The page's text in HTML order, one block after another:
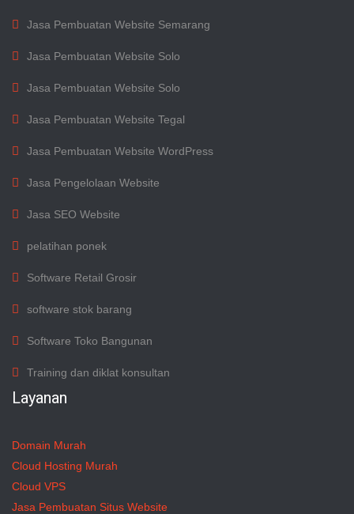
Jasa Pembuatan Website Semarang
Jasa Pembuatan Website Solo
Jasa Pembuatan Website Solo
Jasa Pembuatan Website Tegal
Jasa Pembuatan Website WordPress
Jasa Pengelolaan Website
Jasa SEO Website
pelatihan ponek
Software Retail Grosir
software stok barang
Software Toko Bangunan
Training dan diklat konsultan
Layanan
Domain Murah
Cloud Hosting Murah
Cloud VPS
Jasa Pembuatan Situs Website